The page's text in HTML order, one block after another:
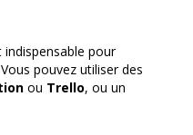
indispensable pour
pouvez utiliser des
ou Trello, ou un